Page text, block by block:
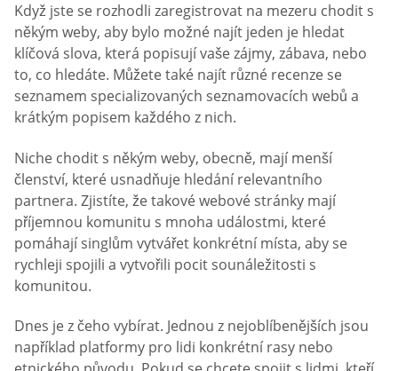
Když jste se rozhodli zaregistrovat na mezeru chodit s
někým weby, aby bylo možné najít jeden je hledat
klíčová slova, která popisují vaše zájmy, zábava, nebo
to, co hledáte. Můžete také najít různé recenze se
seznamem specializovaných seznamovacích webů a
krátkým popisem každého z nich.
Niche chodit s někým weby, obecně, mají menší
členství, které usnadňuje hledání relevantního
partnera. Zjistíte, že takové webové stránky mají
příjemnou komunitu s mnoha událostmi, které
pomáhají singlům vytvářet konkrétní místa, aby se
rychleji spojili a vytvořili pocit sounáležitosti s
komunitou.
Dnes je z čeho vybírat. Jednou z nejoblíbenějších jsou
například platformy pro lidi konkrétní rasy nebo